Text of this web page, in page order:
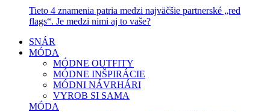
Tieto 4 znamenia patria medzi najväčšie partnerské „red
flags“. Je medzi nimi aj to vaše?
SNÁR
MÓDA
MÓDNE OUTFITY
MÓDNE INŠPIRÁCIE
MÓDNI NÁVRHÁRI
VYROB SI SAMA
MÓDA